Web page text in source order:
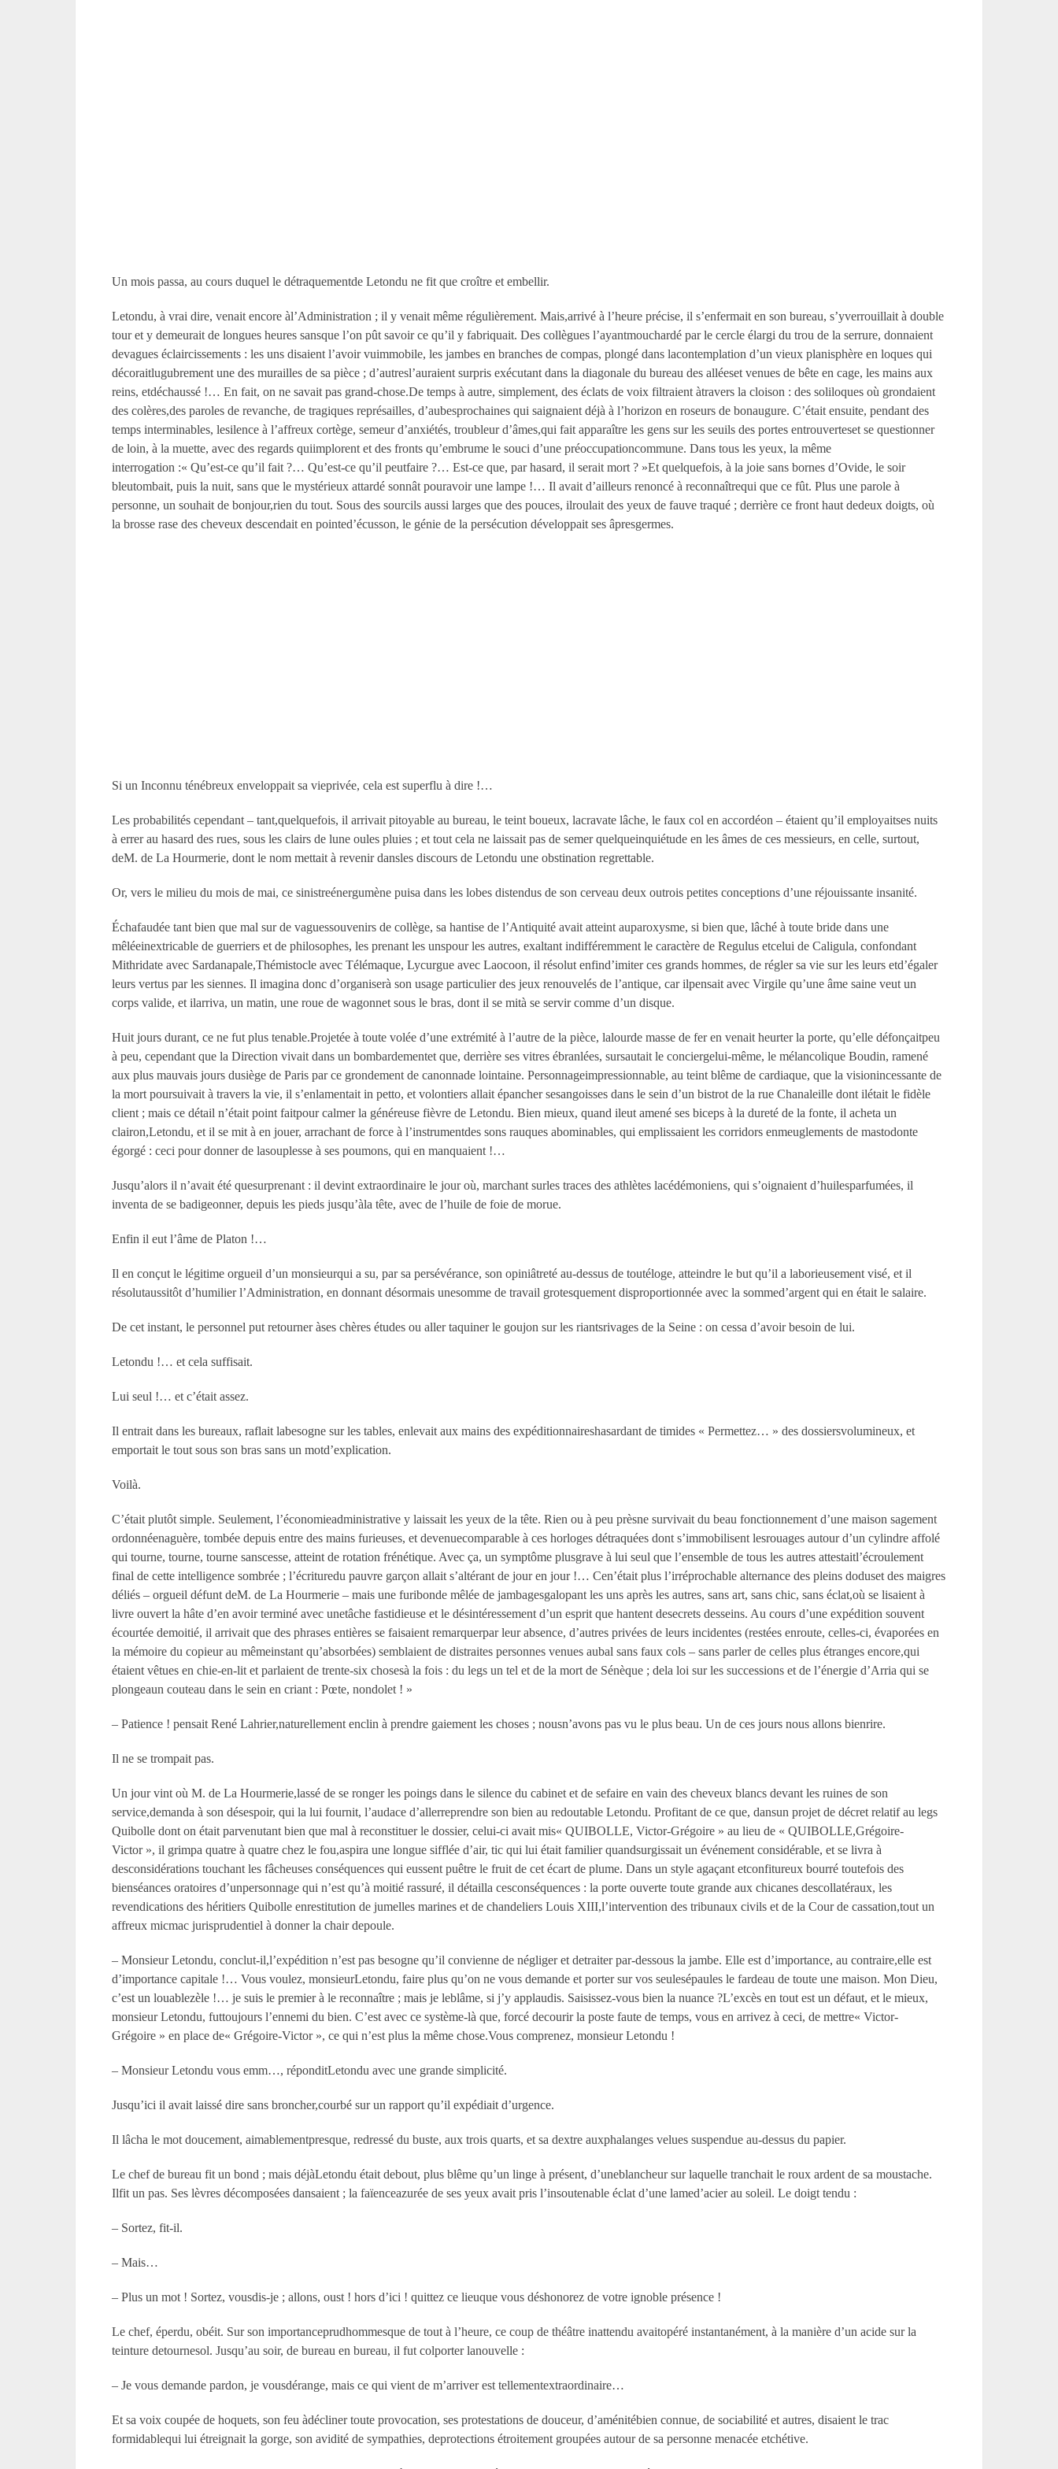
Un mois passa, au cours duquel le détraquementde Letondu ne fit que croître et embellir.
Letondu, à vrai dire, venait encore àl’Administration ; il y venait même régulièrement. Mais,arrivé à l’heure précise, il s’enfermait en son bureau, s’yverrouillait à double
tour et y demeurait de longues heures sansque l’on pût savoir ce qu’il y fabriquait. Des collègues l’ayantmouchardé par le cercle élargi du trou de la serrure, donnaient
devagues éclaircissements : les uns disaient l’avoir vuimmobile, les jambes en branches de compas, plongé dans lacontemplation d’un vieux planisphère en loques qui
décoraitlugubrement une des murailles de sa pièce ; d’autresl’auraient surpris exécutant dans la diagonale du bureau des alléeset venues de bête en cage, les mains aux
reins, etdéchaussé !… En fait, on ne savait pas grand-chose.De temps à autre, simplement, des éclats de voix filtraient àtravers la cloison : des soliloques où grondaient
des colères,des paroles de revanche, de tragiques représailles, d’aubesprochaines qui saignaient déjà à l’horizon en roseurs de bonaugure. C’était ensuite, pendant des
temps interminables, lesilence à l’affreux cortège, semeur d’anxiétés, troubleur d’âmes,qui fait apparaître les gens sur les seuils des portes entrouverteset se questionner
de loin, à la muette, avec des regards quiimplorent et des fronts qu’embrume le souci d’une préoccupationcommune. Dans tous les yeux, la même
interrogation :« Qu’est-ce qu’il fait ?… Qu’est-ce qu’il peutfaire ?… Est-ce que, par hasard, il serait mort ? »Et quelquefois, à la joie sans bornes d’Ovide, le soir
bleutombait, puis la nuit, sans que le mystérieux attardé sonnât pouravoir une lampe !… Il avait d’ailleurs renoncé à reconnaîtrequi que ce fût. Plus une parole à
personne, un souhait de bonjour,rien du tout. Sous des sourcils aussi larges que des pouces, ilroulait des yeux de fauve traqué ; derrière ce front haut dedeux doigts, où
la brosse rase des cheveux descendait en pointed’écusson, le génie de la persécution développait ses âpresgermes.
Si un Inconnu ténébreux enveloppait sa vieprivée, cela est superflu à dire !…
Les probabilités cependant – tant,quelquefois, il arrivait pitoyable au bureau, le teint boueux, lacravate lâche, le faux col en accordéon – étaient qu’il employaitses nuits
à errer au hasard des rues, sous les clairs de lune oules pluies ; et tout cela ne laissait pas de semer quelqueinquiétude en les âmes de ces messieurs, en celle, surtout,
deM. de La Hourmerie, dont le nom mettait à revenir dansles discours de Letondu une obstination regrettable.
Or, vers le milieu du mois de mai, ce sinistreénergumène puisa dans les lobes distendus de son cerveau deux outrois petites conceptions d’une réjouissante insanité.
Échafaudée tant bien que mal sur de vaguessouvenirs de collège, sa hantise de l’Antiquité avait atteint auparoxysme, si bien que, lâché à toute bride dans une
mêléeinextricable de guerriers et de philosophes, les prenant les unspour les autres, exaltant indifféremment le caractère de Regulus etcelui de Caligula, confondant
Mithridate avec Sardanapale,Thémistocle avec Télémaque, Lycurgue avec Laocoon, il résolut enfind’imiter ces grands hommes, de régler sa vie sur les leurs etd’égaler
leurs vertus par les siennes. Il imagina donc d’organiserà son usage particulier des jeux renouvelés de l’antique, car ilpensait avec Virgile qu’une âme saine veut un
corps valide, et ilarriva, un matin, une roue de wagonnet sous le bras, dont il se mità se servir comme d’un disque.
Huit jours durant, ce ne fut plus tenable.Projetée à toute volée d’une extrémité à l’autre de la pièce, lalourde masse de fer en venait heurter la porte, qu’elle défonçaitpeu
à peu, cependant que la Direction vivait dans un bombardementet que, derrière ses vitres ébranlées, sursautait le conciergelui-même, le mélancolique Boudin, ramené
aux plus mauvais jours dusiège de Paris par ce grondement de canonnade lointaine. Personnageimpressionnable, au teint blême de cardiaque, que la visionincessante de
la mort poursuivait à travers la vie, il s’enlamentait in petto, et volontiers allait épancher sesangoisses dans le sein d’un bistrot de la rue Chanaleille dont ilétait le fidèle
client ; mais ce détail n’était point faitpour calmer la généreuse fièvre de Letondu. Bien mieux, quand ileut amené ses biceps à la dureté de la fonte, il acheta un
clairon,Letondu, et il se mit à en jouer, arrachant de force à l’instrumentdes sons rauques abominables, qui emplissaient les corridors enmeuglements de mastodonte
égorgé : ceci pour donner de lasouplesse à ses poumons, qui en manquaient !…
Jusqu’alors il n’avait été quesurprenant : il devint extraordinaire le jour où, marchant surles traces des athlètes lacédémoniens, qui s’oignaient d’huilesparfumées, il
inventa de se badigeonner, depuis les pieds jusqu’àla tête, avec de l’huile de foie de morue.
Enfin il eut l’âme de Platon !…
Il en conçut le légitime orgueil d’un monsieurqui a su, par sa persévérance, son opiniâtreté au-dessus de toutéloge, atteindre le but qu’il a laborieusement visé, et il
résolutaussitôt d’humilier l’Administration, en donnant désormais unesomme de travail grotesquement disproportionnée avec la sommed’argent qui en était le salaire.
De cet instant, le personnel put retourner àses chères études ou aller taquiner le goujon sur les riantsrivages de la Seine : on cessa d’avoir besoin de lui.
Letondu !… et cela suffisait.
Lui seul !… et c’était assez.
Il entrait dans les bureaux, raflait labesogne sur les tables, enlevait aux mains des expéditionnaireshasardant de timides « Permettez… » des dossiersvolumineux, et
emportait le tout sous son bras sans un motd’explication.
Voilà.
C’était plutôt simple. Seulement, l’économieadministrative y laissait les yeux de la tête. Rien ou à peu prèsne survivait du beau fonctionnement d’une maison sagement
ordonnéenaguère, tombée depuis entre des mains furieuses, et devenuecomparable à ces horloges détraquées dont s’immobilisent lesrouages autour d’un cylindre affolé
qui tourne, tourne, tourne sanscesse, atteint de rotation frénétique. Avec ça, un symptôme plusgrave à lui seul que l’ensemble de tous les autres attestaitl’écroulement
final de cette intelligence sombrée ; l’écrituredu pauvre garçon allait s’altérant de jour en jour !… Cen’était plus l’irréprochable alternance des pleins doduset des maigres
déliés – orgueil défunt deM. de La Hourmerie – mais une furibonde mêlée de jambagesgalopant les uns après les autres, sans art, sans chic, sans éclat,où se lisaient à
livre ouvert la hâte d’en avoir terminé avec unetâche fastidieuse et le désintéressement d’un esprit que hantent desecrets desseins. Au cours d’une expédition souvent
écourtée demoitié, il arrivait que des phrases entières se faisaient remarquerpar leur absence, d’autres privées de leurs incidentes (restées enroute, celles-ci, évaporées en
la mémoire du copieur au mêmeinstant qu’absorbées) semblaient de distraites personnes venues aubal sans faux cols – sans parler de celles plus étranges encore,qui
étaient vêtues en chie-en-lit et parlaient de trente-six chosesà la fois : du legs un tel et de la mort de Sénèque ; dela loi sur les successions et de l’énergie d’Arria qui se
plongeaun couteau dans le sein en criant : Pœte, nondolet ! »
– Patience ! pensait René Lahrier,naturellement enclin à prendre gaiement les choses ; nousn’avons pas vu le plus beau. Un de ces jours nous allons bienrire.
Il ne se trompait pas.
Un jour vint où M. de La Hourmerie,lassé de se ronger les poings dans le silence du cabinet et de sefaire en vain des cheveux blancs devant les ruines de son
service,demanda à son désespoir, qui la lui fournit, l’audace d’allerreprendre son bien au redoutable Letondu. Profitant de ce que, dansun projet de décret relatif au legs
Quibolle dont on était parvenutant bien que mal à reconstituer le dossier, celui-ci avait mis« QUIBOLLE, Victor-Grégoire » au lieu de « QUIBOLLE,Grégoire-
Victor », il grimpa quatre à quatre chez le fou,aspira une longue sifflée d’air, tic qui lui était familier quandsurgissait un événement considérable, et se livra à
desconsidérations touchant les fâcheuses conséquences qui eussent puêtre le fruit de cet écart de plume. Dans un style agaçant etconfitureux bourré toutefois des
bienséances oratoires d’unpersonnage qui n’est qu’à moitié rassuré, il détailla cesconséquences : la porte ouverte toute grande aux chicanes descollatéraux, les
revendications des héritiers Quibolle enrestitution de jumelles marines et de chandeliers Louis XIII,l’intervention des tribunaux civils et de la Cour de cassation,tout un
affreux micmac jurisprudentiel à donner la chair depoule.
– Monsieur Letondu, conclut-il,l’expédition n’est pas besogne qu’il convienne de négliger et detraiter par-dessous la jambe. Elle est d’importance, au contraire,elle est
d’importance capitale !… Vous voulez, monsieurLetondu, faire plus qu’on ne vous demande et porter sur vos seulesépaules le fardeau de toute une maison. Mon Dieu,
c’est un louablezèle !… je suis le premier à le reconnaître ; mais je leblâme, si j’y applaudis. Saisissez-vous bien la nuance ?L’excès en tout est un défaut, et le mieux,
monsieur Letondu, futtoujours l’ennemi du bien. C’est avec ce système-là que, forcé decourir la poste faute de temps, vous en arrivez à ceci, de mettre« Victor-
Grégoire » en place de« Grégoire-Victor », ce qui n’est plus la même chose.Vous comprenez, monsieur Letondu !
– Monsieur Letondu vous emm…, réponditLetondu avec une grande simplicité.
Jusqu’ici il avait laissé dire sans broncher,courbé sur un rapport qu’il expédiait d’urgence.
Il lâcha le mot doucement, aimablementpresque, redressé du buste, aux trois quarts, et sa dextre auxphalanges velues suspendue au-dessus du papier.
Le chef de bureau fit un bond ; mais déjàLetondu était debout, plus blême qu’un linge à présent, d’uneblancheur sur laquelle tranchait le roux ardent de sa moustache.
Ilfit un pas. Ses lèvres décomposées dansaient ; la faïenceazurée de ses yeux avait pris l’insoutenable éclat d’une lamed’acier au soleil. Le doigt tendu :
– Sortez, fit-il.
– Mais…
– Plus un mot ! Sortez, vousdis-je ; allons, oust ! hors d’ici ! quittez ce lieuque vous déshonorez de votre ignoble présence !
Le chef, éperdu, obéit. Sur son importanceprudhommesque de tout à l’heure, ce coup de théâtre inattendu avaitopéré instantanément, à la manière d’un acide sur la
teinture detournesol. Jusqu’au soir, de bureau en bureau, il fut colporter lanouvelle :
– Je vous demande pardon, je vousdérange, mais ce qui vient de m’arriver est tellementextraordinaire…
Et sa voix coupée de hoquets, son feu àdécliner toute provocation, ses protestations de douceur, d’aménitébien connue, de sociabilité et autres, disaient le trac
formidablequi lui étreignait la gorge, son avidité de sympathies, deprotections étroitement groupées autour de sa personne menacée etchétive.